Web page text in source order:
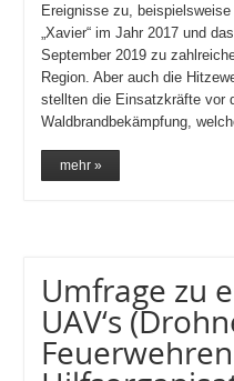
Ereignisse zu,
„Xavier“ im Jahr 2017 und
September 2019 zu
Region. Aber auch die
stellten die Einsatzkräfte vor
Waldbrandbekämpfung,
mehr »
Umfrage zu
UAV‘s